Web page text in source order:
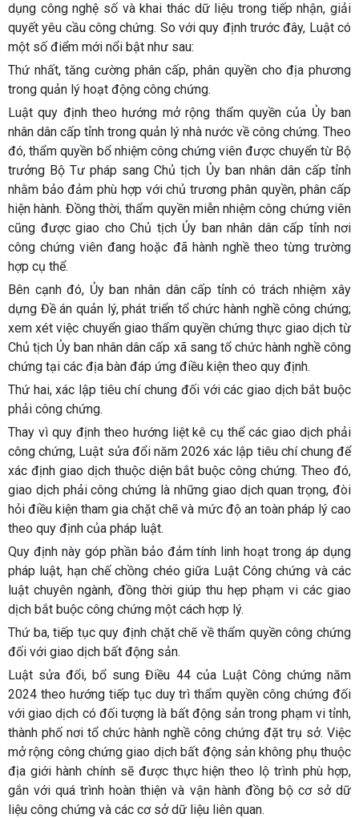
dụng công nghệ số và khai thác dữ liệu trong tiếp nhận, giải
quyết yêu cầu công chứng. So với quy định trước đây, Luật có
một số điểm mới nổi bật như sau:
Thứ nhất, tăng cường phân cấp, phân quyền cho địa phương
trong quản lý hoạt động công chứng.
Luật quy định theo hướng mở rộng thẩm quyền của Ủy ban
nhân dân cấp tỉnh trong quản lý nhà nước về công chứng. Theo
đó, thẩm quyền bổ nhiệm công chứng viên được chuyển từ Bộ
trưởng Bộ Tư pháp sang Chủ tịch Ủy ban nhân dân cấp tỉnh
nhằm bảo đảm phù hợp với chủ trương phân quyền, phân cấp
hiện hành. Đồng thời, thẩm quyền miễn nhiệm công chứng viên
cũng được giao cho Chủ tịch Ủy ban nhân dân cấp tỉnh nơi
công chứng viên đang hoặc đã hành nghề theo từng trường
hợp cụ thể.
Bên cạnh đó, Ủy ban nhân dân cấp tỉnh có trách nhiệm xây
dựng Đề án quản lý, phát triển tổ chức hành nghề công chứng;
xem xét việc chuyển giao thẩm quyền chứng thực giao dịch từ
Chủ tịch Ủy ban nhân dân cấp xã sang tổ chức hành nghề công
chứng tại các địa bàn đáp ứng điều kiện theo quy định.
Thứ hai, xác lập tiêu chí chung đối với các giao dịch bắt buộc
phải công chứng.
Thay vì quy định theo hướng liệt kê cụ thể các giao dịch phải
công chứng, Luật sửa đổi năm 2026 xác lập tiêu chí chung để
xác định giao dịch thuộc diện bắt buộc công chứng. Theo đó,
giao dịch phải công chứng là những giao dịch quan trọng, đòi
hỏi điều kiện tham gia chặt chẽ và mức độ an toàn pháp lý cao
theo quy định của pháp luật.
Quy định này góp phần bảo đảm tính linh hoạt trong áp dụng
pháp luật, hạn chế chồng chéo giữa Luật Công chứng và các
luật chuyên ngành, đồng thời giúp thu hẹp phạm vi các giao
dịch bắt buộc công chứng một cách hợp lý.
Thứ ba, tiếp tục quy định chặt chẽ về thẩm quyền công chứng
đối với giao dịch bất động sản.
Luật sửa đổi, bổ sung Điều 44 của Luật Công chứng năm
2024 theo hướng tiếp tục duy trì thẩm quyền công chứng đối
với giao dịch có đối tượng là bất động sản trong phạm vi tỉnh,
thành phố nơi tổ chức hành nghề công chứng đặt trụ sở. Việc
mở rộng công chứng giao dịch bất động sản không phụ thuộc
địa giới hành chính sẽ được thực hiện theo lộ trình phù hợp,
gắn với quá trình hoàn thiện và vận hành đồng bộ cơ sở dữ
liệu công chứng và các cơ sở dữ liệu liên quan.